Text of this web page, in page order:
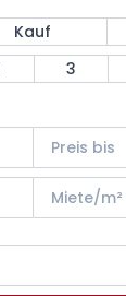
Kauf
3